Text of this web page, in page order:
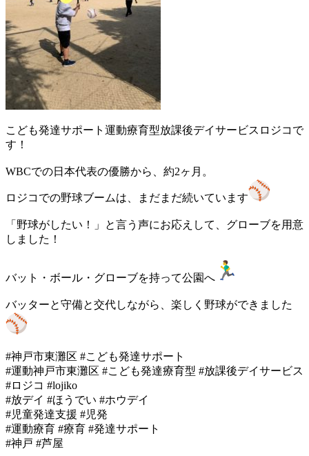
こども発達サポート運動療育型放課後デイサービスロジコで
す！
WBCでの日本代表の優勝から、約2ヶ月。
ロジコでの野球ブームは、まだまだ続いています
「野球がしたい！」と言う声にお応えして、グローブを用意
しました！
バット・ボール・グローブを持って公園へ
バッターと守備と交代しながら、楽しく野球ができました
#神戸市東灘区 #こども発達サポート
#運動神戸市東灘区 #こども発達療育型 #放課後デイサービス
#ロジコ #lojiko
#放デイ #ほうでい #ホウデイ
#児童発達支援 #児発
#運動療育 #療育 #発達サポート
#神戸 #芦屋